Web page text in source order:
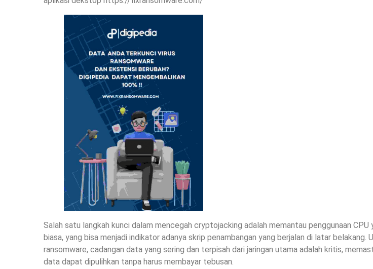
Salah satu langkah kunci dalam mencegah cryptojacking adalah memantau penggunaan CPU
biasa, yang bisa menjadi indikator adanya skrip penambangan yang berjalan di latar belakang.
ransomware, cadangan data yang sering dan terpisah dari jaringan utama adalah kritis,
data dapat dipulihkan tanpa harus membayar tebusan.